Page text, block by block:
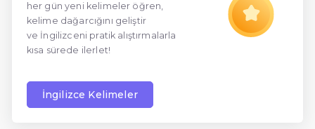
En Ucuz İngilizce
En Uygun İngilizce
her gün yeni kelimeler öğren,
kelime dağarcığını geliştir
ve İngilizceni pratik alıştırmalarla
kısa sürede ilerlet!
İngilizce Kelimeler